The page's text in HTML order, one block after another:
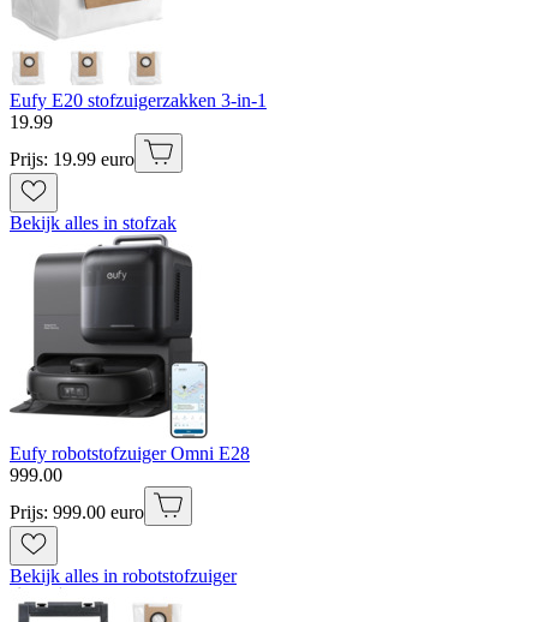
Eufy E20 stofzuigerzakken 3-in-1
19.99
Prijs: 19.99 euro
Bekijk alles in stofzak
Eufy robotstofzuiger Omni E28
999.00
Prijs: 999.00 euro
Bekijk alles in robotstofzuiger